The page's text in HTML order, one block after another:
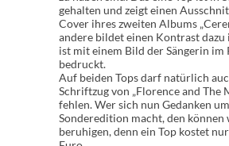
gehalten und zeigt einen
Cover ihres zweiten Albums
andere bildet einen Kontrast dazu
ist mit einem Bild der Sängerin im
bedruckt.
Auf beiden Tops darf natürlich
Schriftzug von „Florence and The
fehlen. Wer sich nun Gedanken
Sonderedition macht, den können
beruhigen, denn ein Top kostet